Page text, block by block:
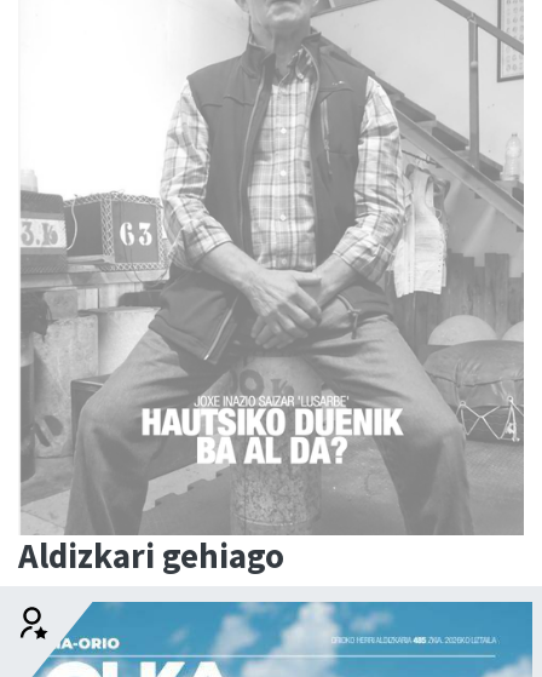
Aldizkari gehiago